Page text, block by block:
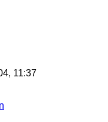
11:37